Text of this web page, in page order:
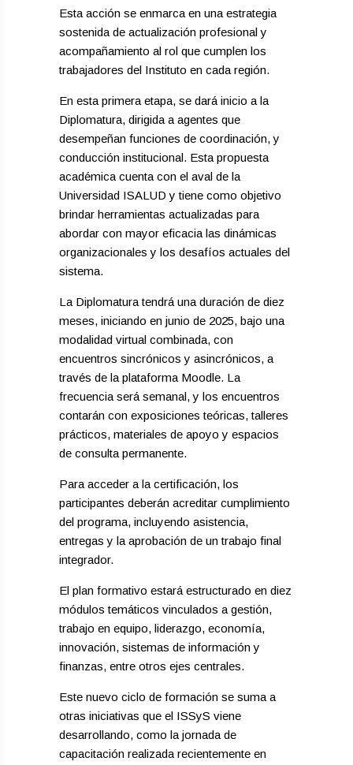
Esta acción se enmarca en una estrategia
sostenida de actualización profesional y
acompañamiento al rol que cumplen los
trabajadores del Instituto en cada región.
En esta primera etapa, se dará inicio a la
Diplomatura, dirigida a agentes que
desempeñan funciones de coordinación, y
conducción institucional. Esta propuesta
académica cuenta con el aval de la
Universidad ISALUD y tiene como objetivo
brindar herramientas actualizadas para
abordar con mayor eficacia las dinámicas
organizacionales y los desafíos actuales del
sistema.
La Diplomatura tendrá una duración de diez
meses, iniciando en junio de 2025, bajo una
modalidad virtual combinada, con
encuentros sincrónicos y asincrónicos, a
través de la plataforma Moodle. La
frecuencia será semanal, y los encuentros
contarán con exposiciones teóricas, talleres
prácticos, materiales de apoyo y espacios
de consulta permanente.
Para acceder a la certificación, los
participantes deberán acreditar cumplimiento
del programa, incluyendo asistencia,
entregas y la aprobación de un trabajo final
integrador.
El plan formativo estará estructurado en diez
módulos temáticos vinculados a gestión,
trabajo en equipo, liderazgo, economía,
innovación, sistemas de información y
finanzas, entre otros ejes centrales.
Este nuevo ciclo de formación se suma a
otras iniciativas que el ISSyS viene
desarrollando, como la jornada de
capacitación realizada recientemente en